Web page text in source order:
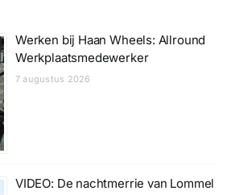
Werken bij Haan Wheels: Allround
Werkplaatsmedewerker
7 augustus 2026
VIDEO: De nachtmerrie van Lommel